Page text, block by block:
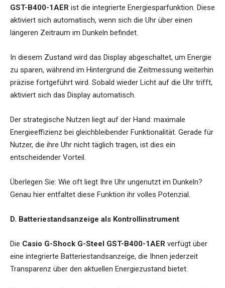
GST-B400-1AER ist die integrierte Energiesparfunktion. Diese
aktiviert sich automatisch, wenn sich die Uhr über einen
längeren Zeitraum im Dunkeln befindet.
In diesem Zustand wird das Display abgeschaltet, um Energie
zu sparen, während im Hintergrund die Zeitmessung weiterhin
präzise fortgeführt wird. Sobald wieder Licht auf die Uhr trifft,
aktiviert sich das Display automatisch.
Der strategische Nutzen liegt auf der Hand: maximale
Energieeffizienz bei gleichbleibender Funktionalität. Gerade für
Nutzer, die ihre Uhr nicht täglich tragen, ist dies ein
entscheidender Vorteil.
Überlegen Sie: Wie oft liegt Ihre Uhr ungenutzt im Dunkeln?
Genau hier entfaltet diese Funktion ihr volles Potenzial.
D. Batteriestandsanzeige als Kontrollinstrument
Die Casio G-Shock G-Steel GST-B400-1AER verfügt über
eine integrierte Batteriestandsanzeige, die Ihnen jederzeit
Transparenz über den aktuellen Energiezustand bietet.